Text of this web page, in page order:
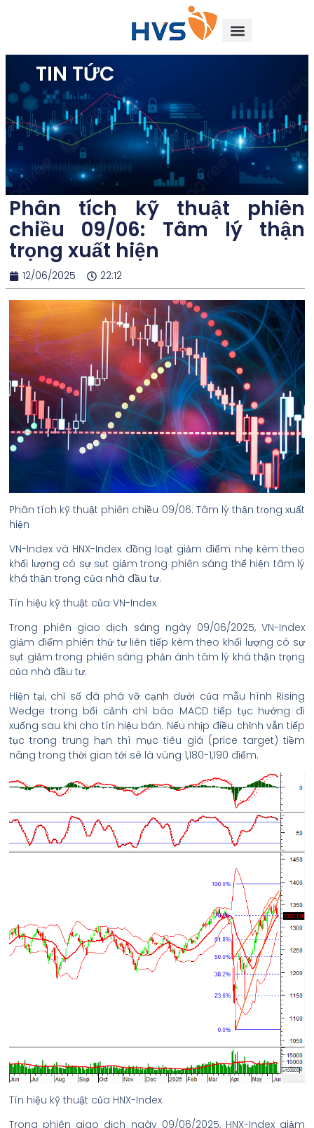
TIN TỨC
Phân tích kỹ thuật phiên
chiều 09/06: Tâm lý thận
trọng xuất hiện
12/06/2025 22:12
Phân tích kỹ thuật phiên chiều 09/06: Tâm lý thận trọng xuất
hiện
VN-Index và HNX-Index đồng loạt giảm điểm nhẹ kèm theo
khối lượng có sự sụt giảm trong phiên sáng thể hiện tâm lý
khá thận trọng của nhà đầu tư.
Tín hiệu kỹ thuật của VN-Index
Trong phiên giao dịch sáng ngày 09/06/2025, VN-Index
giảm điểm phiên thứ tư liên tiếp kèm theo khối lượng có sự
sụt giảm trong phiên sáng phản ánh tâm lý khá thận trọng
của nhà đầu tư.
Hiện tại, chỉ số đã phá vỡ cạnh dưới của mẫu hình Rising
Wedge trong bối cảnh chỉ báo MACD tiếp tục hướng đi
xuống sau khi cho tín hiệu bán. Nếu nhịp điều chỉnh vẫn tiếp
tục trong trung hạn thì mục tiêu giá (price target) tiềm
năng trong thời gian tới sẽ là vùng 1,180-1,190 điểm.
Tín hiệu kỹ thuật của HNX-Index
Trong phiên giao dịch ngày 09/06/2025, HNX-Index giảm